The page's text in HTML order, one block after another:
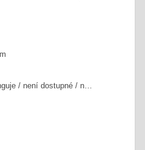
/ neukazuje žádné aktualizace